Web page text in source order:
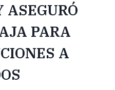
ASEGURÓ
PARA
A